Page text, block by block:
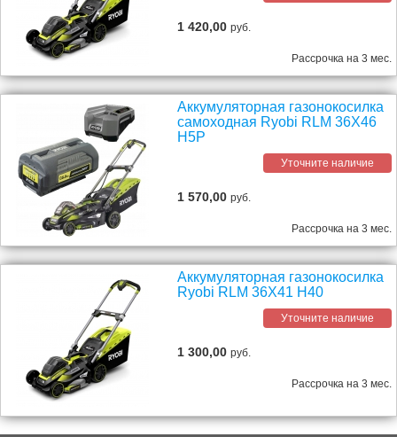
1 420,00руб.
Рассрочка на 3 мес.
Аккумуляторная газонокосилка
самоходная Ryobi RLM 36X46
H5P
Уточните наличие
1 570,00руб.
Рассрочка на 3 мес.
Аккумуляторная газонокосилка
Ryobi RLM 36X41 H40
Уточните наличие
1 300,00руб.
Рассрочка на 3 мес.